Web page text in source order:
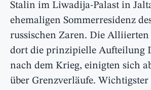
Stalin im Liwadija-Palast in
ehemaligen Sommerresidenz
russischen Zaren. Die Alliierten
dort die prinzipielle Aufteilung
nach dem Krieg, einigten sich
über Grenzverläufe. Wichtigster